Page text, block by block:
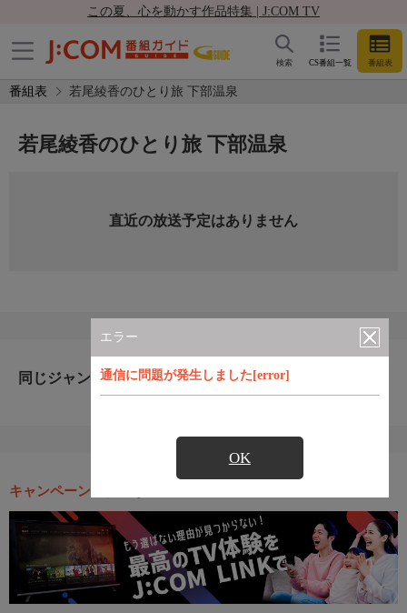
この夏、心を動かす作品特集 | J:COM TV
CS番組一覧 番組表
検索
番組表 若尾綾香のひとり旅 下部温泉
エラー
通信に問題が発生しました[error]
OK
若尾綾香のひとり旅 下部温泉
直近の放送予定はありません
同じジャンルのおすすめ番組
キャンペーン・お得な情報